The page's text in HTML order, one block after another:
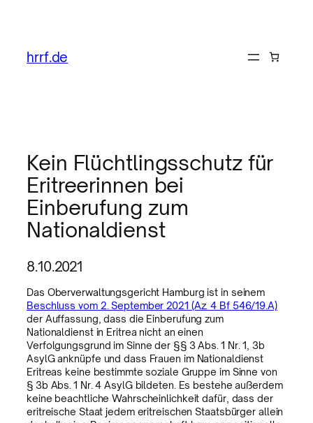
hrrf.de
Kein Flüchtlingsschutz für
Eritreerinnen bei
Einberufung zum
Nationaldienst
8.10.2021
Das Oberverwaltungsgericht Hamburg ist in seinem
Beschluss vom 2. September 2021 (Az. 4 Bf 546/19.A)
der Auffassung, dass die Einberufung zum
Nationaldienst in Eritrea nicht an einen
Verfolgungsgrund im Sinne der §§ 3 Abs. 1 Nr. 1, 3b
AsylG anknüpfe und dass Frauen im Nationaldienst
Eritreas keine bestimmte soziale Gruppe im Sinne von
§ 3b Abs. 1 Nr. 4 AsylG bildeten. Es bestehe außerdem
keine beachtliche Wahrscheinlichkeit dafür, dass der
eritreische Staat jedem eritreischen Staatsbürger allein